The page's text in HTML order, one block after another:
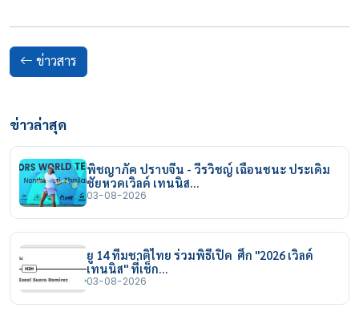
ข่าวสาร
ข่าวล่าสุด
พิชญาภัค ปราบจีน - วีรวิชญ์ เฉือนชนะ ประเดิม
ชัยหวดเวิลด์ เทนนิส…
03-08-2026
ยู 14 ทีมชาติไทย ร่วมพิธีเปิด ศึก "2026 เวิลด์
เทนนิส" ที่เช็ก…
03-08-2026